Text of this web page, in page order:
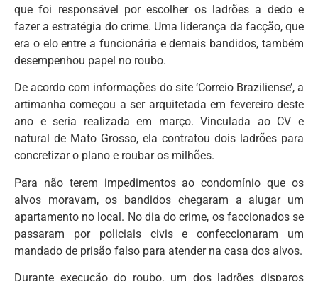
que foi responsável por escolher os ladrões a dedo e
fazer a estratégia do crime. Uma liderança da facção, que
era o elo entre a funcionária e demais bandidos, também
desempenhou papel no roubo.
De acordo com informações do site ‘Correio Braziliense’, a
artimanha começou a ser arquitetada em fevereiro deste
ano e seria realizada em março. Vinculada ao CV e
natural de Mato Grosso, ela contratou dois ladrões para
concretizar o plano e roubar os milhões.
Para não terem impedimentos ao condomínio que os
alvos moravam, os bandidos chegaram a alugar um
apartamento no local. No dia do crime, os faccionados se
passaram por policiais civis e confeccionaram um
mandado de prisão falso para atender na casa dos alvos.
Durante execução do roubo, um dos ladrões disparos